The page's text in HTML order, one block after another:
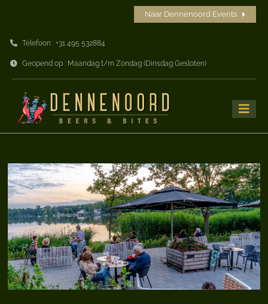
inhoudTelefoon : +31 495 532884
Geopend op : Maandag t/m Zondag (Dinsdag Gesloten)
Naar Dennenoord Events
Toggle
Beers
Bites
Drinks
Muziek